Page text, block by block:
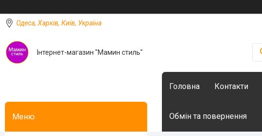
Одеса, Харків, Київ, Україна
Інтернет-магазин "Мамин стиль"
Головна Контакти
Обмін та повернення